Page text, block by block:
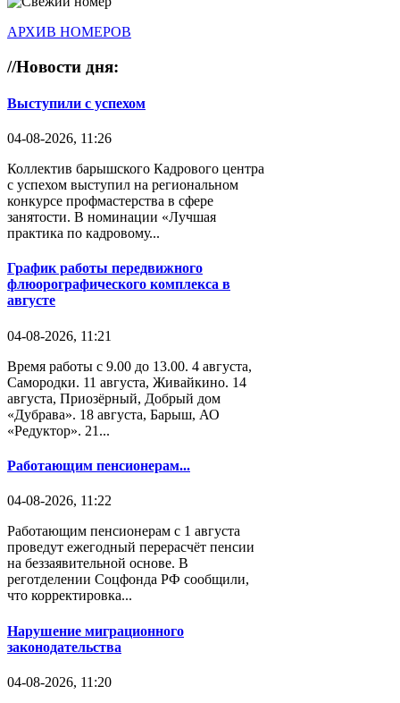
АРХИВ НОМЕРОВ
//Новости дня:
Выступили с успехом
04-08-2026, 11:26
Коллектив барышского Кадрового центра
с успехом выступил на региональном
конкурсе профмастерства в сфере
занятости. В номинации «Лучшая
практика по кадровому...
График работы передвижного
флюорографического комплекса в
августе
04-08-2026, 11:21
Время работы с 9.00 до 13.00. 4 августа,
Самородки. 11 августа, Живайкино. 14
августа, Приозёрный, Добрый дом
«Дубрава». 18 августа, Барыш, АО
«Редуктор». 21...
Работающим пенсионерам...
04-08-2026, 11:22
Работающим пенсионерам с 1 августа
проведут ежегодный перерасчёт пенсии
на беззаявительной основе. В
реготделении Соцфонда РФ сообщили,
что корректировка...
Нарушение миграционного
законодательства
04-08-2026, 11:20